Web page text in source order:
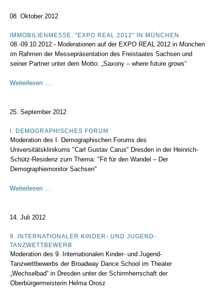
Dresden
08. Oktober 2012
IMMOBILIENMESSE: "EXPO REAL 2012" IN MÜNCHEN
08.-09.10.2012 - Moderationen auf der EXPO REAL 2012 in München
im Rahmen der Messepräsentation des Freistaates Sachsen und
seiner Partner unter dem Motto: „Saxony – where future grows“
Weiterlesen …
2012"
München
25. September 2012
I. DEMOGRAPHISCHES FORUM
Moderation des I. Demographischen Forums des
Universitätsklinikums "Carl Gustav Carus" Dresden in der Heinrich-
Schütz-Residenz zum Thema: "Fit für den Wandel – Der
Demographiemonitor Sachsen"
Weiterlesen …
14. Juli 2012
9. INTERNATIONALER KINDER- UND JUGEND-
TANZWETTBEWERB
Moderation des 9. Internationalen Kinder- und Jugend-
Tanzwettbewerbs der Broadway Dance School im Theater
„Wechselbad“ in Dresden unter der Schirmherrschaft der
Oberbürgermeisterin Helma Orosz